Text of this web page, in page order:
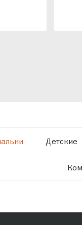
Детские